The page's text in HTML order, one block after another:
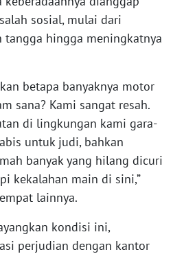
sosial, mulai dari
tangga hingga meningkatnya
betapa banyaknya motor
sana? Kami sangat resah.
di lingkungan kami gara-
untuk judi, bahkan
banyak yang hilang dicuri
kekalahan main di sini,”
lainnya.
kondisi ini,
perjudian dengan kantor